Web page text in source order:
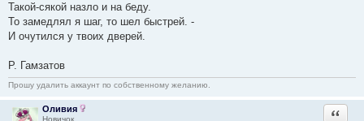
Такой-сякой назло и на беду.
То замедлял я шаг, то шел быстрей. -
И очутился у твоих дверей.
Р. Гамзатов
Прошу удалить аккаунт по собственному желанию.
Оливия
Новичок